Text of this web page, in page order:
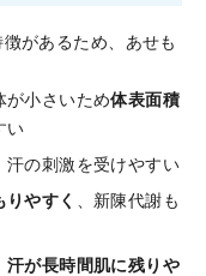
があるため、あせも
が小さいため体表面積
い
汗の刺激を受けやすい
やすく
、新陳代謝も
汗が長時間肌に残りや